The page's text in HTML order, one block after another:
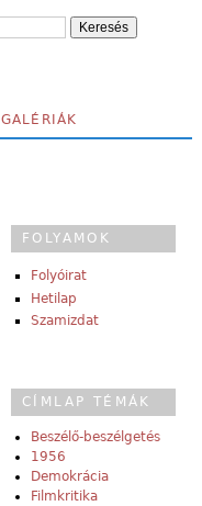
GALÉRIÁK
FOLYAMOK
Folyóirat
Hetilap
Szamizdat
CÍMLAP TÉMÁK
Beszélő-beszélgetés
1956
Demokrácia
Filmkritika